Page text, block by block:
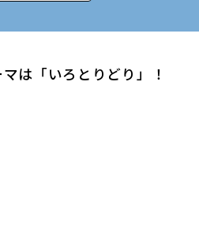
は「いろとりどり」！